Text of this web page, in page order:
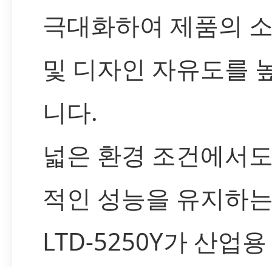
극대화하여 제품의
및 디자인 자유도를
니다.
넓은 환경 조건에서
적인 성능을 유지하
LTD-5250Y가 산업